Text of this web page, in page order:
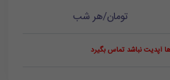
تومان/هر شب
نباشد تماس بگیرد